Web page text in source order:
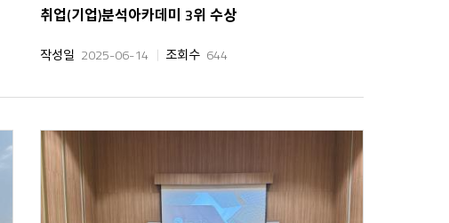
취업(기업)분석아카데미 3위 수상
작성일 2025-06-14 조회수 644